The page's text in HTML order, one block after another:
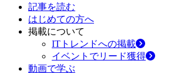
記事を読む
はじめての方へ
掲載について
ITトレンドへの掲載
イベントでリード獲得
動画で学ぶ